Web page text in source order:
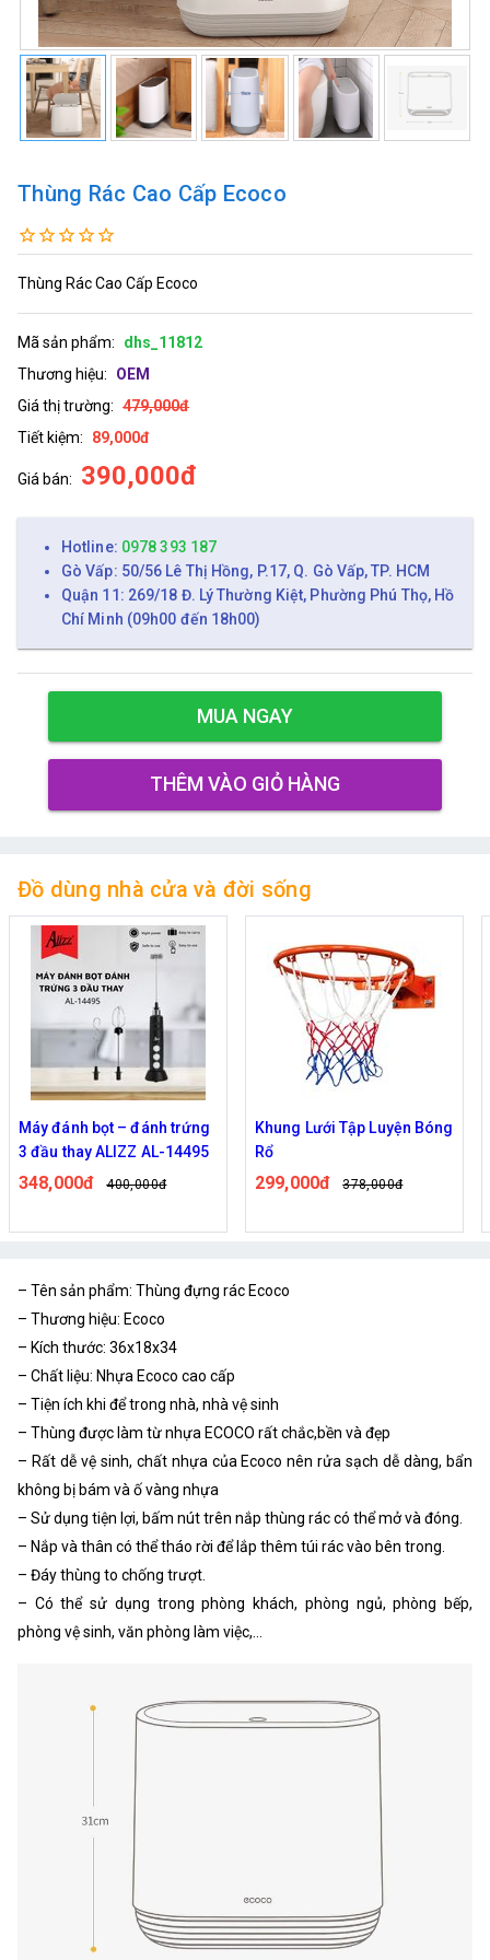
Thùng Rác Cao Cấp Ecoco
Thùng Rác Cao Cấp Ecoco
Mã sản phẩm:
dhs_11812
Thương hiệu:
OEM
Giá thị trường: 479,000đ
Tiết kiệm:
89,000đ
Giá bán: 390,000đ
Hotline: 0978 393 187
Gò Vấp: 50/56 Lê Thị Hồng, P.17, Q. Gò Vấp, TP. HCM
Quận 11: 269/18 Đ. Lý Thường Kiệt, Phường Phú Thọ, Hồ
Chí Minh (09h00 đến 18h00)
MUA NGAY
THÊM VÀO GIỎ HÀNG
Đồ dùng nhà cửa và đời sống
Máy đánh bọt – đánh trứng
3 đầu thay ALIZZ AL-14495
348,000đ 400,000đ
Khung Lưới Tập Luyện Bóng
Rổ
299,000đ 378,000đ
– Tên sản phẩm: Thùng đựng rác Ecoco
– Thương hiệu: Ecoco
– Kích thước: 36x18x34
– Chất liệu: Nhựa Ecoco cao cấp
– Tiện ích khi để trong nhà, nhà vệ sinh
– Thùng được làm từ nhựa ECOCO rất chắc,bền và đẹp
– Rất dễ vệ sinh, chất nhựa của Ecoco nên rửa sạch dễ dàng, bẩn
không bị bám và ố vàng nhựa
– Sử dụng tiện lợi, bấm nút trên nắp thùng rác có thể mở và đóng.
– Nắp và thân có thể tháo rời để lắp thêm túi rác vào bên trong.
– Đáy thùng to chống trượt.
– Có thể sử dụng trong phòng khách, phòng ngủ, phòng bếp,
phòng vệ sinh, văn phòng làm việc,…